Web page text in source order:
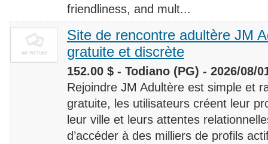
friendliness, and mult...
Site de rencontre adultère JM
gratuite et discrète
152.00 $ - Todiano (PG) - 2026/08/
Rejoindre JM Adultère est simple et
gratuite, les utilisateurs créent leur
leur ville et leurs attentes
d’accéder à des milliers de profils